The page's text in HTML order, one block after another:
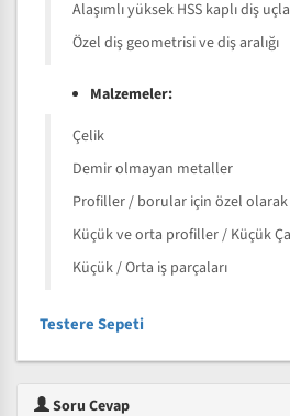
Alaşımlı yüksek HSS kaplı diş
Özel diş geometrisi ve diş aralığı
Malzemeler:
Çelik
Demir olmayan metaller
Profiller / borular için özel
Küçük ve orta profiller / Küçük
Küçük / Orta iş parçaları
Testere Sepeti
Soru Cevap